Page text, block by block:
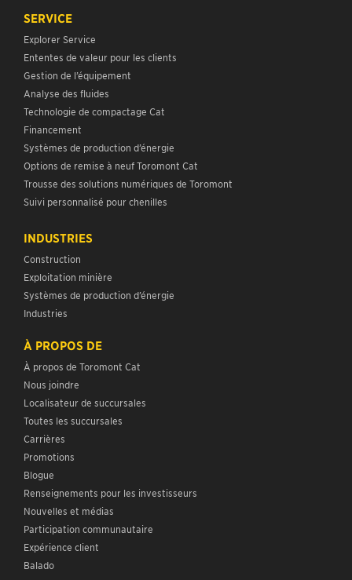
SERVICE
Explorer Service
Ententes de valeur pour les clients
Gestion de l’équipement
Analyse des fluides
Technologie de compactage Cat
Financement
Systèmes de production d’énergie
Options de remise à neuf Toromont Cat
Trousse des solutions numériques de Toromont
Suivi personnalisé pour chenilles
INDUSTRIES
Construction
Exploitation minière
Systèmes de production d’énergie
Industries
À PROPOS DE
À propos de Toromont Cat
Nous joindre
Localisateur de succursales
Toutes les succursales
Carrières
Promotions
Blogue
Renseignements pour les investisseurs
Nouvelles et médias
Participation communautaire
Expérience client
Balado